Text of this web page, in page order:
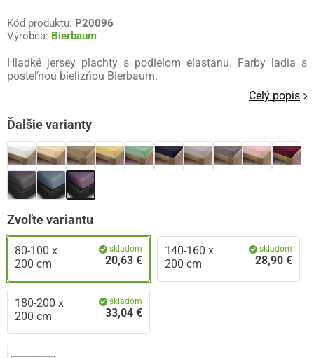
Kód produktu: P20096
Výrobca: Bierbaum
Hladké jersey plachty s podielom elastanu. Farby ladia s
posteľnou bielizňou Bierbaum.
Celý popis
Ďalšie varianty
Zvoľte variantu
80-100 x
200 cm
skladom
20,63 €
140-160 x
200 cm
skladom
28,90 €
180-200 x
200 cm
skladom
33,04 €